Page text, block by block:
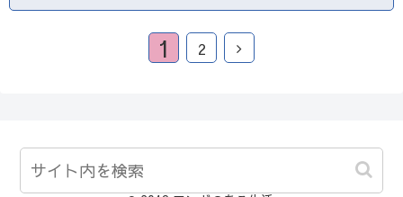
1 2
マンガのある生活